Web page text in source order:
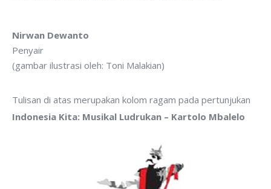
Nirwan Dewanto
Penyair
(gambar ilustrasi oleh: Toni Malakian)
Tulisan di atas merupakan kolom ragam pada pertunjukan
Indonesia Kita: Musikal Ludrukan – Kartolo Mbalelo